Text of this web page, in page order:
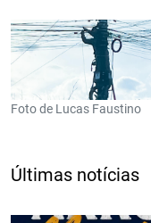
Foto de Lucas Faustino
Últimas notícias